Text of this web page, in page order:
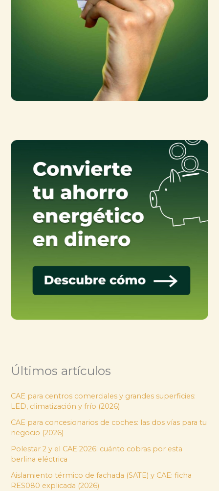
Últimos artículos
CAE para centros comerciales y grandes superficies:
LED, climatización y frío (2026)
CAE para concesionarios de coches: las dos vías para tu
negocio (2026)
Polestar 2 y el CAE 2026: cuánto cobras por esta
berlina eléctrica
Aislamiento térmico de fachada (SATE) y CAE: ficha
RES080 explicada (2026)